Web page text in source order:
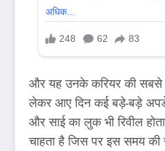
और यह उनके करियर की सबसे
लेकर आए दिन कई बड़े-बड़े
और साई का लुक भी रिवील
चाहता है जिस पर इस समय